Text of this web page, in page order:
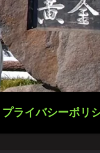
プライバシーポリ